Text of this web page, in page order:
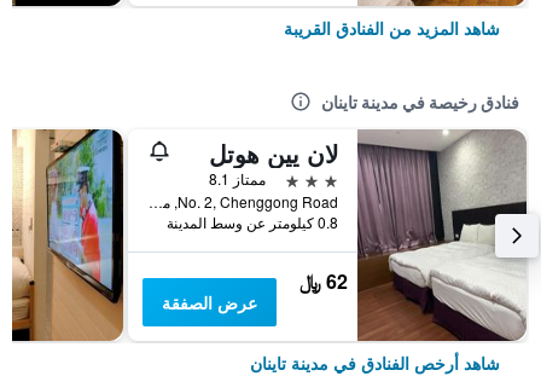
شاهد المزيد من الفنادق القريبة
فنادق رخيصة في مدينة تاينان
لان يين هوتل
3 نجوم
ممتاز 8.1
No. 2, Chenggong Road, مدينة تاينان, تايوان
0.8 كيلومتر عن وسط المدينة
62 ﷼
عرض الصفقة
شاهد أرخص الفنادق في مدينة تاينان